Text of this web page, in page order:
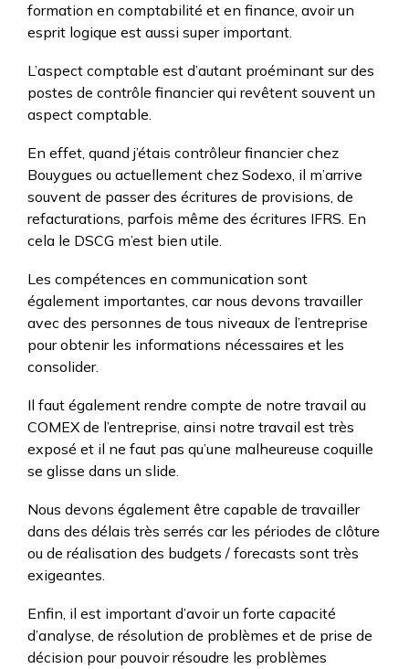
formation en comptabilité et en finance, avoir un
esprit logique est aussi super important.
L’aspect comptable est d’autant proéminant sur des
postes de contrôle financier qui revêtent souvent un
aspect comptable.
En effet, quand j’étais contrôleur financier chez
Bouygues ou actuellement chez Sodexo, il m’arrive
souvent de passer des écritures de provisions, de
refacturations, parfois même des écritures IFRS. En
cela le DSCG m’est bien utile.
Les compétences en communication sont
également importantes, car nous devons travailler
avec des personnes de tous niveaux de l’entreprise
pour obtenir les informations nécessaires et les
consolider.
Il faut également rendre compte de notre travail au
COMEX de l’entreprise, ainsi notre travail est très
exposé et il ne faut pas qu’une malheureuse coquille
se glisse dans un slide.
Nous devons également être capable de travailler
dans des délais très serrés car les périodes de clôture
ou de réalisation des budgets / forecasts sont très
exigeantes.
Enfin, il est important d’avoir un forte capacité
d’analyse, de résolution de problèmes et de prise de
décision pour pouvoir résoudre les problèmes